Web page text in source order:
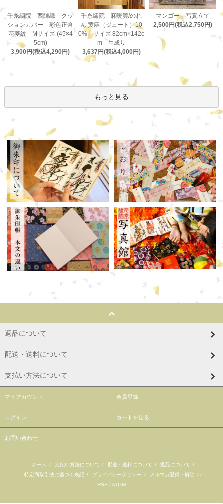
千糸繍院 西陣織 クッ
ションカバー 彩色正倉
花菱紋 Mサイズ (45×4
5cm)
3,900円(税込4,290円)
千糸繍院 麻暖簾/のれ
ん 黄麻（ジュート）10
0% サイズ 82cm×142c
m 生成り
3,637円(税込4,000円)
マンゴー 写真立て
2,500円(税込2,750円)
もっと見る
返品について
配送・送料について
支払い方法について
マイアカウント 会員登録
ログイン カートを見る
お問い合わせ
ホーム / 支払い方法について / 配送・送料について / 返品について /
特定商取引法に基づく表記 / プライバシーポリシー / メルマガ登録・解除 / /
RSS / ATOM